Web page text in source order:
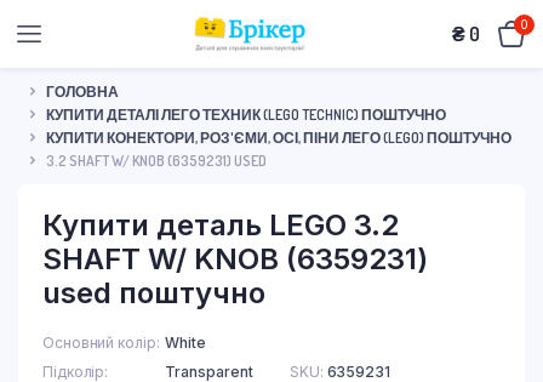
₴ 0 0
ГОЛОВНА
КУПИТИ ДЕТАЛІ ЛЕГО ТЕХНИК (LEGO TECHNIC) ПОШТУЧНО
КУПИТИ КОНЕКТОРИ, РОЗ'ЄМИ, ОСІ, ПІНИ ЛЕГО (LEGO) ПОШТУЧНО
3.2 SHAFT W/ KNOB (6359231) USED
Купити деталь LEGO 3.2
SHAFT W/ KNOB (6359231)
used поштучно
Основний колір White
Підколір
Transparent
SKU: 6359231